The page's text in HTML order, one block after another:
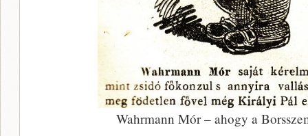
Wahrmann Mór – ahogy a